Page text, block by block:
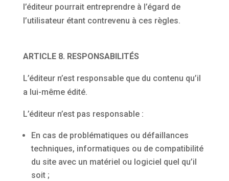
l’éditeur pourrait entreprendre à l’égard de
l’utilisateur étant contrevenu à ces règles.
ARTICLE 8. RESPONSABILITÉS
L’éditeur n’est responsable que du contenu qu’il
a lui-même édité.
L’éditeur n’est pas responsable :
En cas de problématiques ou défaillances
techniques, informatiques ou de compatibilité
du site avec un matériel ou logiciel quel qu’il
soit ;